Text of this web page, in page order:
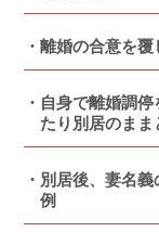
離婚の合意を覆
自身で離婚調
たり別居のまま
別居後、妻名
例